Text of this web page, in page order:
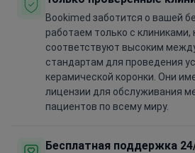
Bookimed заботится о вашей
работаем только с клиниками,
соответствуют высоким
стандартам для проведения
керамической коронки. Они
лицензии для обслуживания
пациентов по всему миру.
Бесплатная поддержка